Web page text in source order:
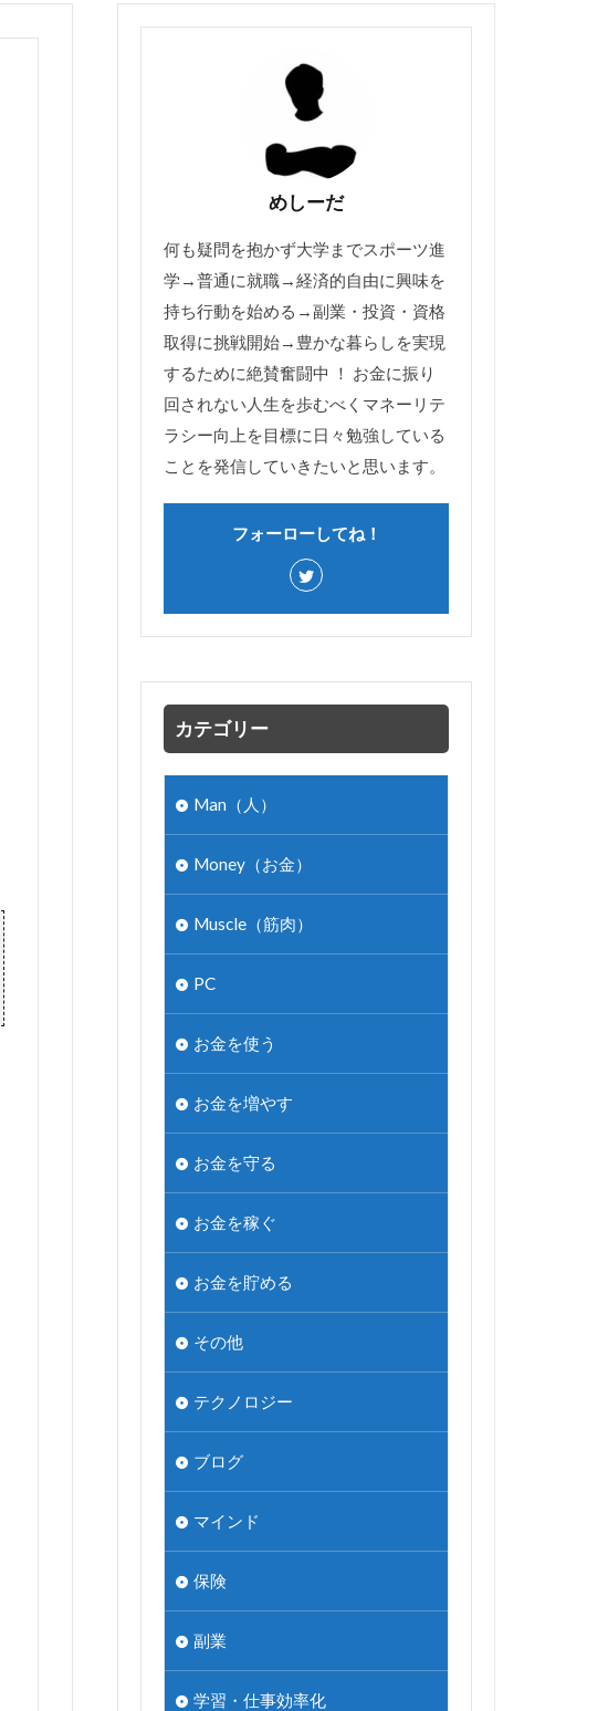
めしーだ
何も疑問を抱かず大学までスポーツ進
学→普通に就職→経済的自由に興味を
持ち行動を始める→副業・投資・資格
取得に挑戦開始→豊かな暮らしを実現
するために絶賛奮闘中 ！ お金に振り
回されない人生を歩むべくマネーリテ
ラシー向上を目標に日々勉強している
ことを発信していきたいと思います。
フォーローしてね！
カテゴリー
Man（人）
Money（お金）
Muscle（筋肉）
PC
お金を使う
お金を増やす
お金を守る
お金を稼ぐ
お金を貯める
その他
テクノロジー
ブログ
マインド
保険
副業
学習・仕事効率化